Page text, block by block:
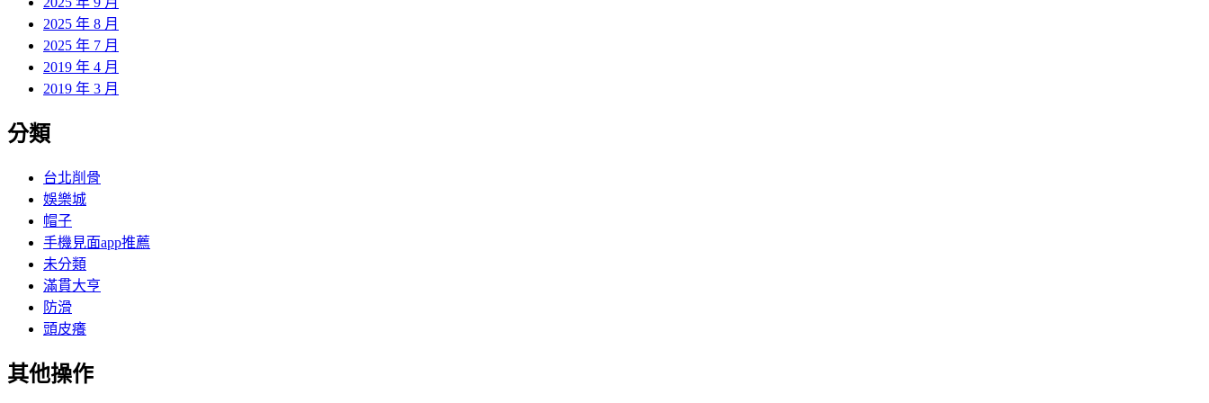
2025 年 8 月
2025 年 7 月
2019 年 4 月
2019 年 3 月
分類
台北削骨
娛樂城
帽子
手機見面app推薦
未分類
滿貫大亨
防滑
頭皮癢
其他操作